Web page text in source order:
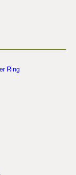
Ring